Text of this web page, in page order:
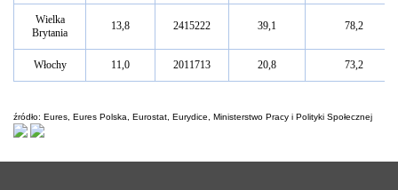
Wielka
Brytania
13,8 2415222 39,1 78,2
Włochy 11,0 2011713 20,8 73,2
źródło: Eures, Eures Polska, Eurostat , Eurydice, Ministerstwo Pracy i Polityki Społecznej